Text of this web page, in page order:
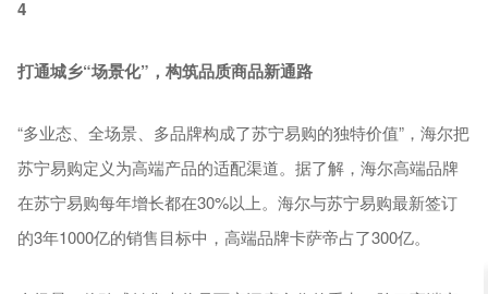
4
打通城乡“场景化”，构筑品质商品新通路
“多业态、全场景、多品牌构成了苏宁易购的独特价值”，海尔把
苏宁易购定义为高端产品的适配渠道。据了解，海尔高端品牌
在苏宁易购每年增长都在30%以上。海尔与苏宁易购最新签订
的3年1000亿的销售目标中，高端品牌卡萨帝占了300亿。